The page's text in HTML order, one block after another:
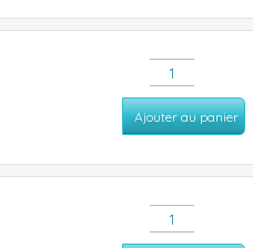
Ajouter au panier